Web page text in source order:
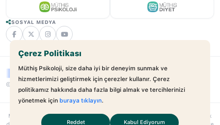
SOSYAL MEDYA
© 2025 - 2026 Müthiş Psikoloji. Tüm Hakları Saklıdır.
Muthispsikoloji.combağımsız bir dijital sağlık platformudur; hastane veya klinik
Çerez Politikası
Müthiş Psikoloji, size daha iyi bir deneyim sunmak ve
hizmetlerimizi geliştirmek için çerezler kullanır. Çerez
politikamız hakkında daha fazla bilgi almak ve tercihlerinizi
yönetmek için buraya tıklayın.
Reddet Kabul Ediyorum